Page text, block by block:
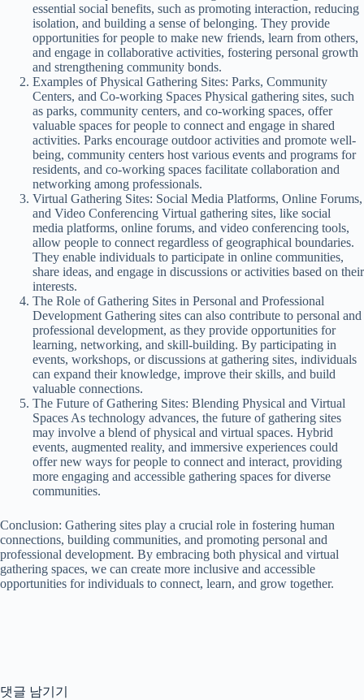
essential social benefits, such as promoting interaction, reducing
isolation, and building a sense of belonging. They provide
opportunities for people to make new friends, learn from others,
and engage in collaborative activities, fostering personal growth
and strengthening community bonds.
Examples of Physical Gathering Sites: Parks, Community
Centers, and Co-working Spaces Physical gathering sites, such
as parks, community centers, and co-working spaces, offer
valuable spaces for people to connect and engage in shared
activities. Parks encourage outdoor activities and promote well-
being, community centers host various events and programs for
residents, and co-working spaces facilitate collaboration and
networking among professionals.
Virtual Gathering Sites: Social Media Platforms, Online Forums,
and Video Conferencing Virtual gathering sites, like social
media platforms, online forums, and video conferencing tools,
allow people to connect regardless of geographical boundaries.
They enable individuals to participate in online communities,
share ideas, and engage in discussions or activities based on their
interests.
The Role of Gathering Sites in Personal and Professional
Development Gathering sites can also contribute to personal and
professional development, as they provide opportunities for
learning, networking, and skill-building. By participating in
events, workshops, or discussions at gathering sites, individuals
can expand their knowledge, improve their skills, and build
valuable connections.
The Future of Gathering Sites: Blending Physical and Virtual
Spaces As technology advances, the future of gathering sites
may involve a blend of physical and virtual spaces. Hybrid
events, augmented reality, and immersive experiences could
offer new ways for people to connect and interact, providing
more engaging and accessible gathering spaces for diverse
communities.
Conclusion: Gathering sites play a crucial role in fostering human
connections, building communities, and promoting personal and
professional development. By embracing both physical and virtual
gathering spaces, we can create more inclusive and accessible
opportunities for individuals to connect, learn, and grow together.
댓글 남기기